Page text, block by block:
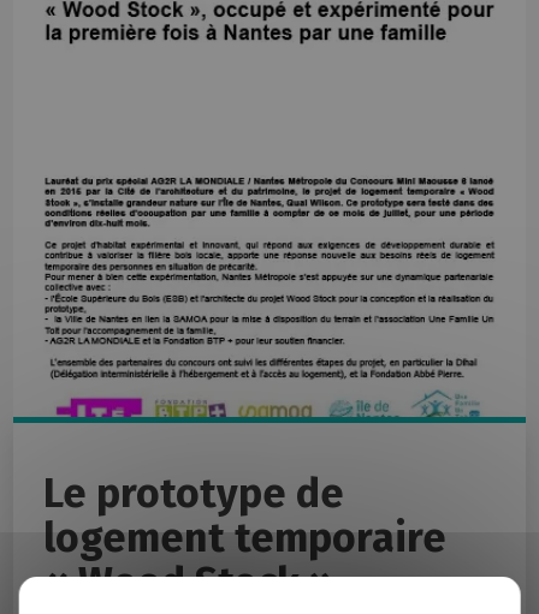
Le prototype de
logement temporaire
« Wood Stock »